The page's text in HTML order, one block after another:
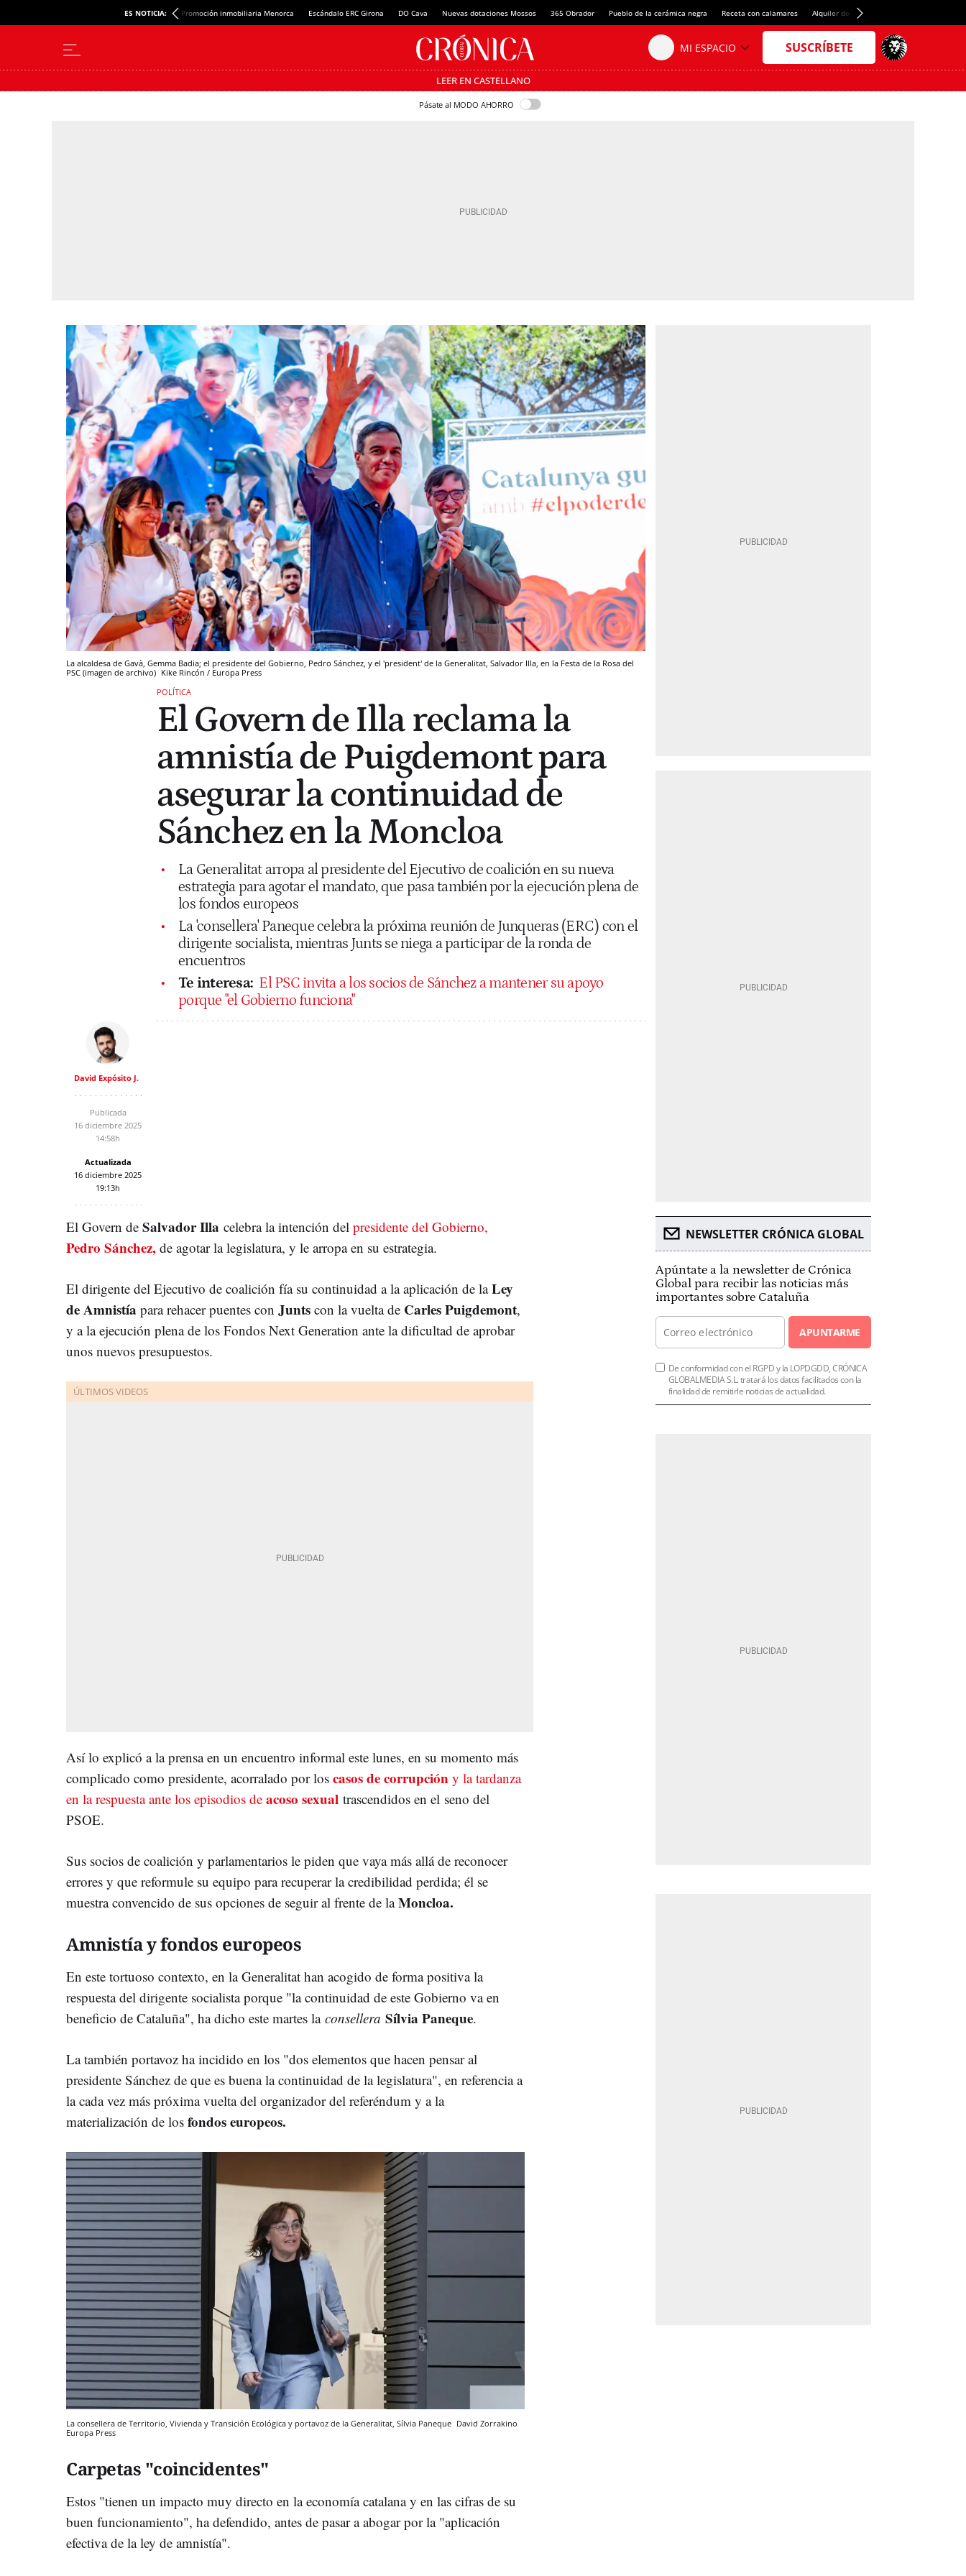
ES NOTICIA: Promoción inmobiliaria Menorca Escándalo ERC Girona DO Cava Nuevas dotaciones Mossos 365 Obrador Pueblo de la cerámica negra Receta con calamares Alquiler de habitaciones en España
LEER EN CASTELLANO
Pásate al MODO AHORRO
La alcaldesa de Gavà, Gemma Badia; el presidente del Gobierno, Pedro Sánchez, y el 'president' de la Generalitat, Salvador Illa, en la Festa de la Rosa del
PSC (imagen de archivo) Kike Rincón / Europa Press
POLÍTICA
El Govern de Illa reclama la
amnistía de Puigdemont para
asegurar la continuidad de
Sánchez en la Moncloa
La Generalitat arropa al presidente del Ejecutivo de coalición en su nueva
estrategia para agotar el mandato, que pasa también por la ejecución plena de
los fondos europeos
La 'consellera' Paneque celebra la próxima reunión de Junqueras (ERC) con el
dirigente socialista, mientras Junts se niega a participar de la ronda de
encuentros
Te interesa: El PSC invita a los socios de Sánchez a mantener su apoyo
porque "el Gobierno funciona"
David Expósito J.
Publicada
16 diciembre 2025
14:58h
Actualizada
16 diciembre 2025
19:13h
El Govern de Salvador Illa celebra la intención del presidente del Gobierno,
Pedro Sánchez, de agotar la legislatura, y le arropa en su estrategia.
El dirigente del Ejecutivo de coalición fía su continuidad a la aplicación de laLey
de Amnistía para rehacer puentes con Junts con la vuelta de Carles Puigdemont,
y a la ejecución plena de los Fondos Next Generation ante la dificultad de aprobar
unos nuevos presupuestos.
Así lo explicó a la prensa en un encuentro informal este lunes, en su momento más
complicado como presidente, acorralado por los casos de corrupción y la tardanza
en la respuesta ante los episodios de acoso sexual trascendidos en el seno del
PSOE.
Sus socios de coalición y parlamentarios le piden que vaya más allá de reconocer
errores y que reformule su equipo para recuperar la credibilidad perdida; él se
muestra convencido de sus opciones de seguir al frente de laMoncloa.
Amnistía y fondos europeos
En este tortuoso contexto, en la Generalitat han acogido de forma positiva la
respuesta del dirigente socialista porque "la continuidad de este Gobierno va en
beneficio de Cataluña", ha dicho este martes la consellera Sílvia Paneque.
La también portavoz ha incidido en los "dos elementos que hacen pensar al
presidente Sánchez de que es buena la continuidad de la legislatura", en referencia a
la cada vez más próxima vuelta del organizador del referéndum y a la
materialización de los fondos europeos.
La consellera de Territorio, Vivienda y Transición Ecológica y portavoz de la Generalitat, Sílvia Paneque David Zorrakino
Europa Press
Carpetas "coincidentes"
Estos "tienen un impacto muy directo en la economía catalana y en las cifras de su
buen funcionamiento", ha defendido, antes de pasar a abogar por la "aplicación
efectiva de la ley de amnistía".
NEWSLETTER CRÓNICA GLOBAL
Apúntate a la newsletter de Crónica
Global para recibir las noticias más
importantes sobre Cataluña
APUNTARME
De conformidad con el RGPD y la LOPDGDD, CRÓNICA
GLOBALMEDIA S.L. tratará los datos facilitados con la
finalidad de remitirle noticias de actualidad.